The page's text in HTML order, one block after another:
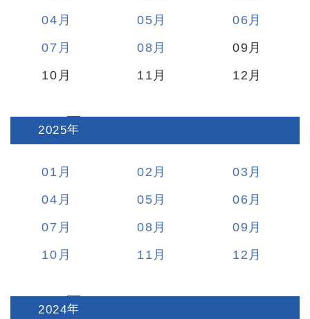
04
05
06
07
08
09
10
11 12
2025:
01 02
03
04
05
06
07
08
09
10
11 12
2024: